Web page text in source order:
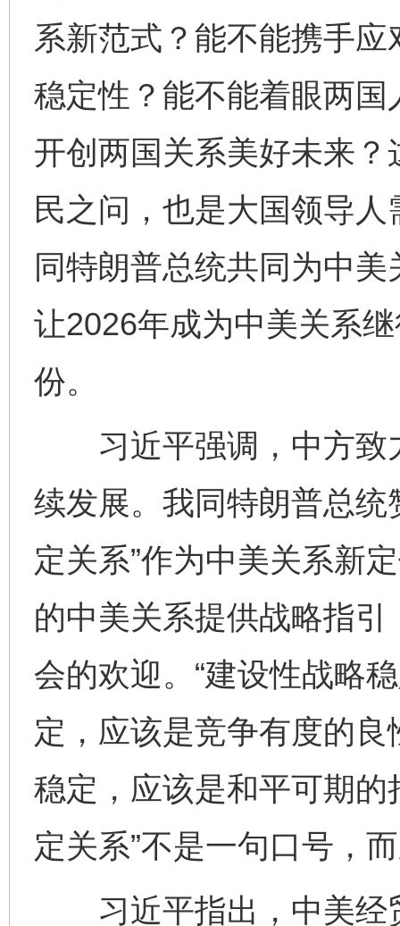
系新范式？能不能携手
稳定性？能不能着眼两
开创两国关系美好未来
民之问，也是大国领导
同特朗普总统共同为中
让2026年成为中美关系
份。
习近平强调，中方致
续发展。我同特朗普总统
定关系”作为中美关系新
的中美关系提供战略指
会的欢迎。“建设性战略
定，应该是竞争有度的
稳定，应该是和平可期的
定关系”不是一句口号，
习近平指出，中美经